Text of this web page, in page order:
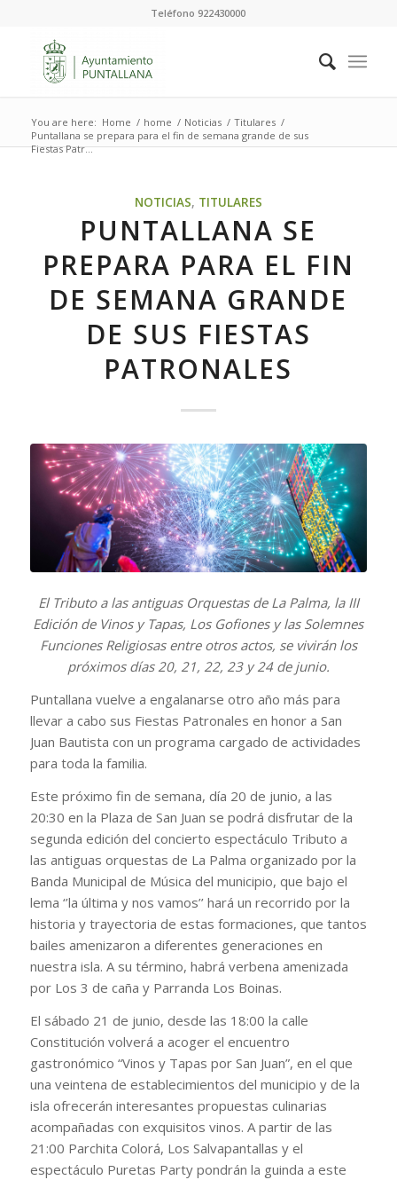
Teléfono 922430000
You are here: Home / home / Noticias / Titulares /
Puntallana se prepara para el fin de semana grande de sus
Fiestas Patr...
NOTICIAS, TITULARES
PUNTALLANA SE
PREPARA PARA EL FIN
DE SEMANA GRANDE
DE SUS FIESTAS
PATRONALES
El Tributo a las antiguas Orquestas de La Palma, la III
Edición de Vinos y Tapas, Los Gofiones y las Solemnes
Funciones Religiosas entre otros actos, se vivirán los
próximos días 20, 21, 22, 23 y 24 de junio.
Puntallana vuelve a engalanarse otro año más para
llevar a cabo sus Fiestas Patronales en honor a San
Juan Bautista con un programa cargado de actividades
para toda la familia.
Este próximo fin de semana, día 20 de junio, a las
20:30 en la Plaza de San Juan se podrá disfrutar de la
segunda edición del concierto espectáculo Tributo a
las antiguas orquestas de La Palma organizado por la
Banda Municipal de Música del municipio, que bajo el
lema ‘’la última y nos vamos’’ hará un recorrido por la
historia y trayectoria de estas formaciones, que tantos
bailes amenizaron a diferentes generaciones en
nuestra isla. A su término, habrá verbena amenizada
por Los 3 de caña y Parranda Los Boinas.
El sábado 21 de junio, desde las 18:00 la calle
Constitución volverá a acoger el encuentro
gastronómico “Vinos y Tapas por San Juan”, en el que
una veintena de establecimientos del municipio y de la
isla ofrecerán interesantes propuestas culinarias
acompañadas con exquisitos vinos. A partir de las
21:00 Parchita Colorá, Los Salvapantallas y el
espectáculo Puretas Party pondrán la guinda a este